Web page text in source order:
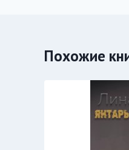
Похожие